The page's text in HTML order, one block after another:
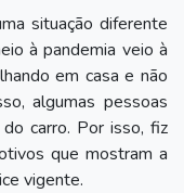
situação diferente
à pandemia veio à
em casa e não
algumas pessoas
carro. Por isso, fiz
que mostram a
vigente.